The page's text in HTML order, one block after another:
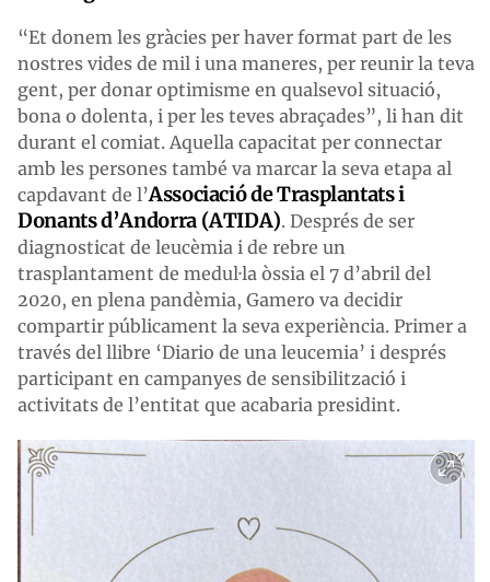
“Et donem les gràcies per haver format part de les
nostres vides de mil i una maneres, per reunir la teva
gent, per donar optimisme en qualsevol situació,
bona o dolenta, i per les teves abraçades”, li han dit
durant el comiat. Aquella capacitat per connectar
amb les persones també va marcar la seva etapa al
capdavant de l’Associació de Trasplantats i
Donants d’Andorra (ATIDA). Després de ser
diagnosticat de leucèmia i de rebre un
trasplantament de medul·la òssia el 7 d’abril del
2020, en plena pandèmia, Gamero va decidir
compartir públicament la seva experiència. Primer a
través del llibre ‘Diario de una leucemia’ i després
participant en campanyes de sensibilització i
activitats de l’entitat que acabaria presidint.